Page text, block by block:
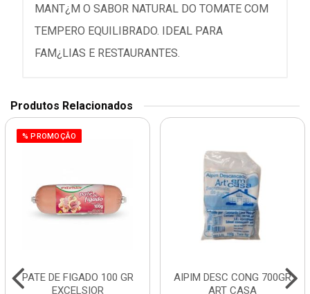
MANT¿M O SABOR NATURAL DO TOMATE COM
TEMPERO EQUILIBRADO. IDEAL PARA
FAM¿LIAS E RESTAURANTES.
Produtos Relacionados
% PROMOÇÃO
PATE DE FIGADO 100 GR
EXCELSIOR
AIPIM DESC CONG 700GR
ART CASA